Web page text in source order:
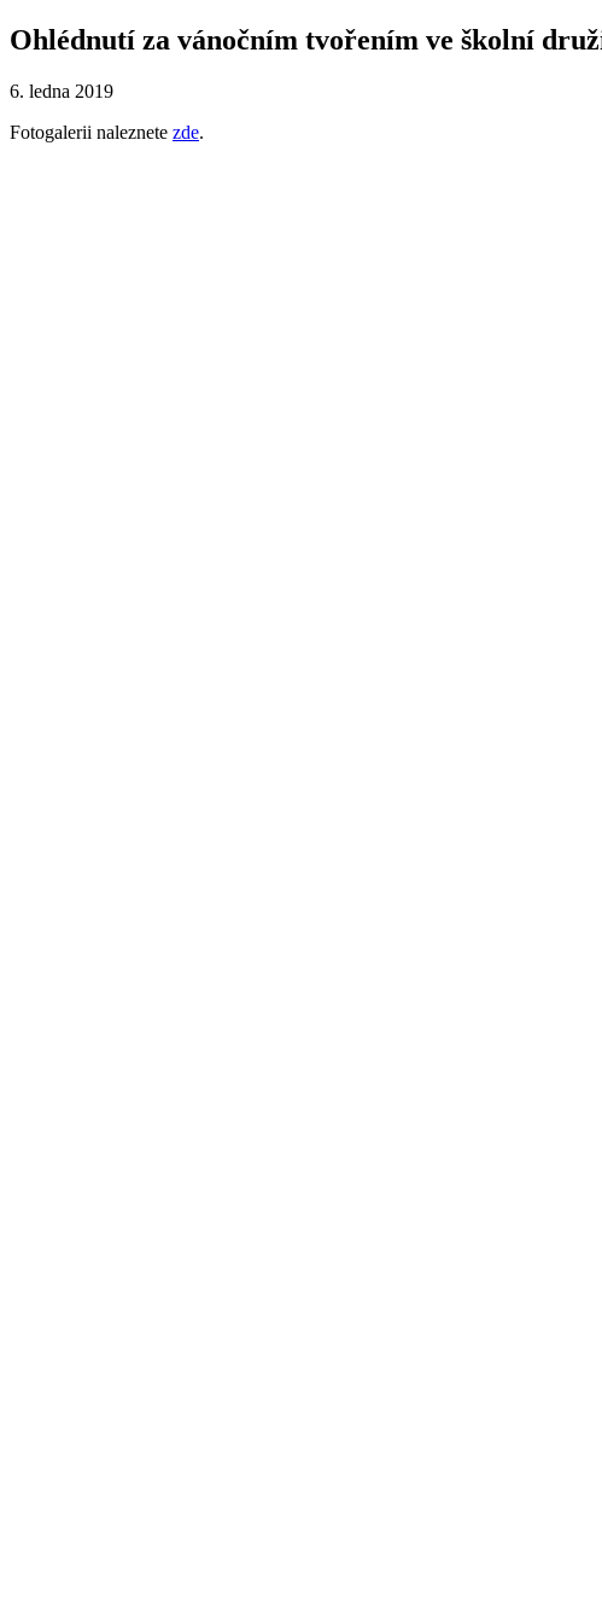
Ohlédnutí za vánočním tvořením ve školní
6. ledna 2019
Fotogalerii naleznete zde.